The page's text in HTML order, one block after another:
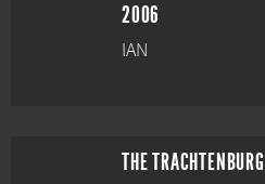
2006
IAN